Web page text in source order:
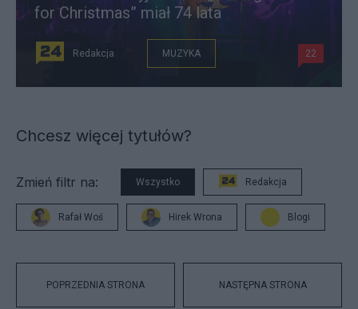
for Christmas” miał 74 lata
Redakcja MUZYKA 22
Chcesz więcej tytułów?
Zmień filtr na: Wszystko Redakcja
Rafał Woś Hirek Wrona Blogi
POPRZEDNIA STRONA NASTĘPNA STRONA